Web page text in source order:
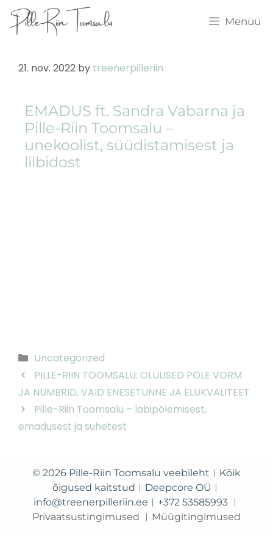
Menüü
21. nov. 2022 by treenerpilleriin
EMADUS ft. Sandra Vabarna ja
Pille-Riin Toomsalu –
unekoolist, süüdistamisest ja
liibidost
Uncategorized
PILLE-RIIN TOOMSALU: OLULISED POLE VORM
JA NUMBRID, VAID ENESETUNNE JA ELUKVALITEET
Pille-Riin Toomsalu – läbipõlemisest,
emadusest ja suhetest
© 2026 Pille-Riin Toomsalu veebileht︱Kõik
õigused kaitstud︱Deepcore OÜ︱
info@treenerpilleriin.ee︱+372 53585993 ︱
Privaatsustingimused ︱ Müügitingimused